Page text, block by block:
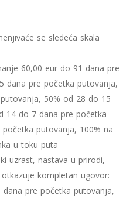
se sledeća skala
60,00 eur do 91 dana pre
dana pre početka putovanja,
50% od 28 do 15
14 do 7 dana pre početka
putovanja, 100% na
u toku puta
uzrast, nastava u prirodi,
kompletan ugovor:
pre početka putovanja,